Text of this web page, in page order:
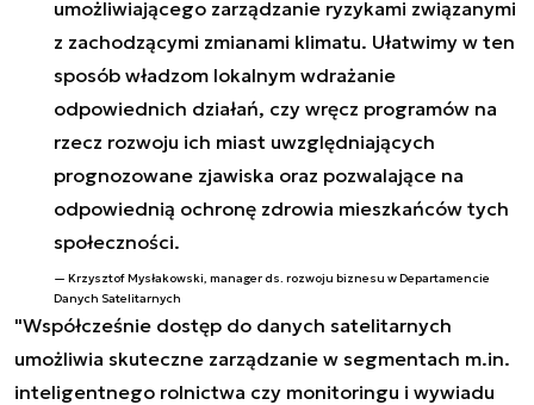
umożliwiającego zarządzanie ryzykami związanymi
z zachodzącymi zmianami klimatu. Ułatwimy w ten
sposób władzom lokalnym wdrażanie
odpowiednich działań, czy wręcz programów na
rzecz rozwoju ich miast uwzględniających
prognozowane zjawiska oraz pozwalające na
odpowiednią ochronę zdrowia mieszkańców tych
społeczności.
Krzysztof Mysłakowski, manager ds. rozwoju biznesu w Departamencie
Danych Satelitarnych
"Współcześnie dostęp do danych satelitarnych
umożliwia skuteczne zarządzanie w segmentach m.in.
inteligentnego rolnictwa czy monitoringu i wywiadu